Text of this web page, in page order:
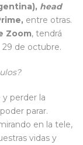
head
entre otras.
Zoom, tendrá
de octubre.
perder la
parar.
en la tele,
vidas y